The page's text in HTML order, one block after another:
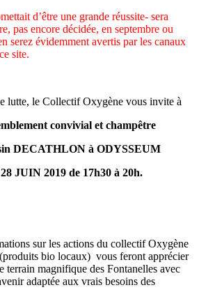
d’être une grande réussite- sera
pas encore décidée, en septembre ou
serez évidemment avertis par les canaux
site.
lutte, le Collectif Oxygène vous invite à
convivial et champêtre
DECATHLON à ODYSSEUM
JUIN 2019 de 17h30 à 20h.
sur les actions du collectif Oxygène
bio locaux) vous feront apprécier
terrain magnifique des Fontanelles avec
adaptée aux vrais besoins des